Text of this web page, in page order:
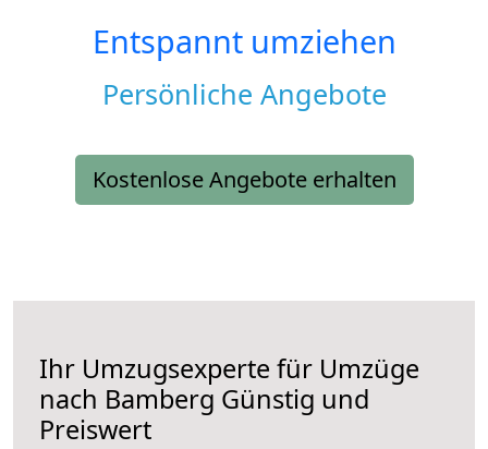
Entspannt umziehen
Persönliche Angebote
Kostenlose Angebote erhalten
Ihr Umzugsexperte für Umzüge
nach Bamberg Günstig und
Preiswert